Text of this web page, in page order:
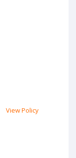
View Policy